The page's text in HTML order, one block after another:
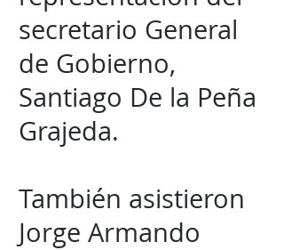
secretario General
de Gobierno,
Santiago De la Peña
Grajeda.
También asistieron
Jorge Armando